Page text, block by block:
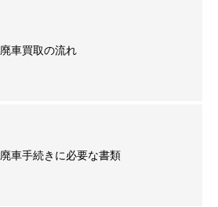
廃車買取の流れ
廃車手続きに必要な書類